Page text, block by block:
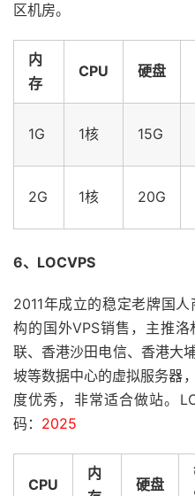
区机房。
内
存
CPU 硬盘
1G 1核 15G
2G 1核 20G
6、LOCVPS
2011年成立的稳定老牌国
构的国外VPS销售，主推
联、香港沙田电信、香港大
坡等数据中心的虚拟服务器
度优秀，非常适合做站。
码： 2025
CPU
内
硬盘